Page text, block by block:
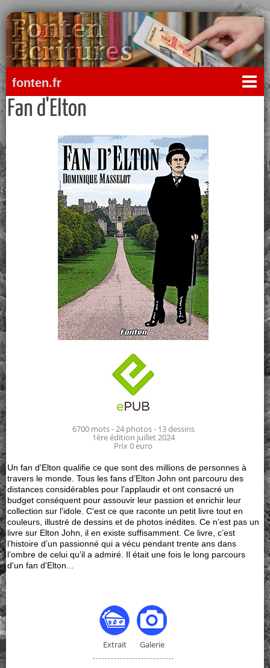
fonten.fr
Fan d'Elton
6700 mots - 24 photos - 13 dessins
1ère édition juillet 2024
Prix 0 euro
Un fan d'Elton qualifie ce que sont des millions de personnes à
travers le monde. Tous les fans d’Elton John ont parcouru des
distances considérables pour l’applaudir et ont consacré un
budget conséquent pour assouvir leur passion et enrichir leur
collection sur l'idole. C'est ce que raconte un petit livre tout en
couleurs, illustré de dessins et de photos inédites. Ce n’est pas un
livre sur Elton John, il en existe suffisamment. Ce livre, c’est
l’histoire d’un passionné qui a vécu pendant trente ans dans
l’ombre de celui qu’il a admiré. Il était une fois le long parcours
d'un fan d'Elton...
Extrait Galerie